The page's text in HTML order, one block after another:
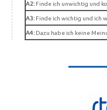
A2:Finde ich unwichtig und
A3: Finde ich wichtig und ich
A4:Dazu habe ich keine